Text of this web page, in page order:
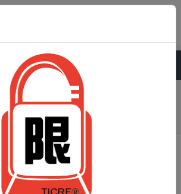
論壇
論壇 / 原創小說 /